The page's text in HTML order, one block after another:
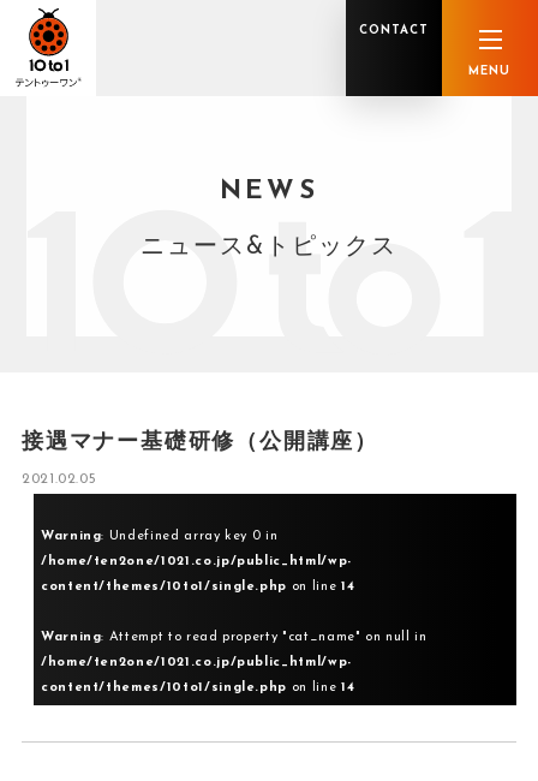
税理士業務
社会保険労務士業務 不動産鑑定士業務 行政書士業務
私たちの軌跡 グループ概要
CONTACT
MENU
NEWS
ニュース&トピックス
接遇マナー基礎研修（公開講座）
2021.02.05
Warning: Undefined array key 0 in
/home/ten2one/1021.co.jp/public_html/wp-
content/themes/10to1/single.php on line 14
Warning: Attempt to read property "cat_name" on null in
/home/ten2one/1021.co.jp/public_html/wp-
content/themes/10to1/single.php on line 14